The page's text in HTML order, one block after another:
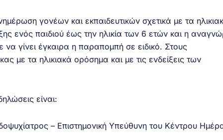
γονέων και εκπαιδευτικών σχετικά με τα
ενός παιδιού έως την ηλικία των 6 ετών και η
γίνει έγκαιρα η παραπομπή σε ειδικό. Στους
με τα ηλικιακά ορόσημα και με τις ενδείξεις των
είναι:
– Επιστημονική Υπεύθυνη του Κέντρου